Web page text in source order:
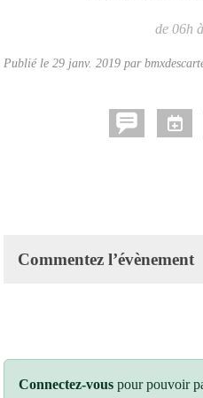
de 06h
Publié le 29 janv. 2019 par
Commentez l’évènement
Connectez-vous pour pouvoir